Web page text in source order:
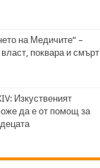
на Медичите“ –
власт, поквара и смърт
Изкуственият
да е от помощ за